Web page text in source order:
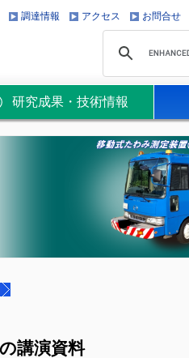
調達情報 アクセス お問合せ
研究成果・技術情報
講演資料